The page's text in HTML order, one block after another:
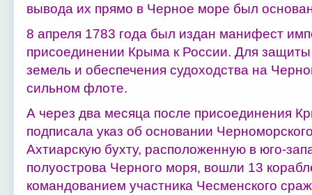
вывода их прямо в Черное море был
8 апреля 1783 года был издан манифест
присоединении Крыма к России. Для
земель и обеспечения судоходства на
сильном флоте.
А через два месяца после присоединения
подписала указ об основании
Ахтиарскую бухту, расположенную в юго-
полуострова Черного моря, вошли 13
командованием участника Чесменского